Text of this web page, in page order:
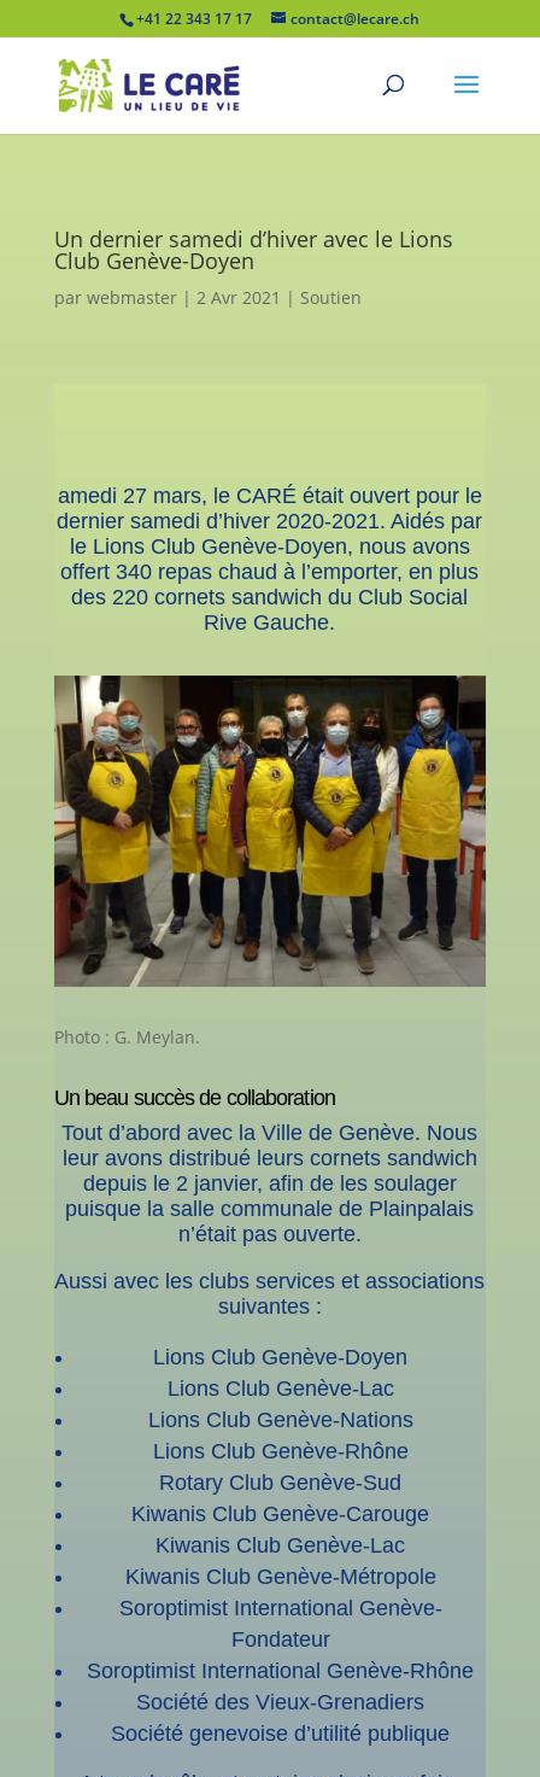
+41 22 343 17 17 contact@lecare.ch
Un dernier samedi d’hiver avec le Lions
Club Genève-Doyen
par webmaster| 2 Avr 2021 | Soutien
amedi 27 mars, le CARÉ était ouvert pour le
dernier samedi d’hiver 2020-2021. Aidés par
le Lions Club Genève-Doyen, nous avons
offert 340 repas chaud à l’emporter, en plus
des 220 cornets sandwich du Club Social
Rive Gauche.
Photo : G. Meylan.
Un beau succès de collaboration
Tout d’abord avec la Ville de Genève. Nous
leur avons distribué leurs cornets sandwich
depuis le 2 janvier, afin de les soulager
puisque la salle communale de Plainpalais
n’était pas ouverte.
Aussi avec les clubs services et associations
suivantes :
Lions Club Genève-Doyen
Lions Club Genève-Lac
Lions Club Genève-Nations
Lions Club Genève-Rhône
Rotary Club Genève-Sud
Kiwanis Club Genève-Carouge
Kiwanis Club Genève-Lac
Kiwanis Club Genève-Métropole
Soroptimist International Genève-
Fondateur
Soroptimist International Genève-Rhône
Société des Vieux-Grenadiers
Société genevoise d’utilité publique